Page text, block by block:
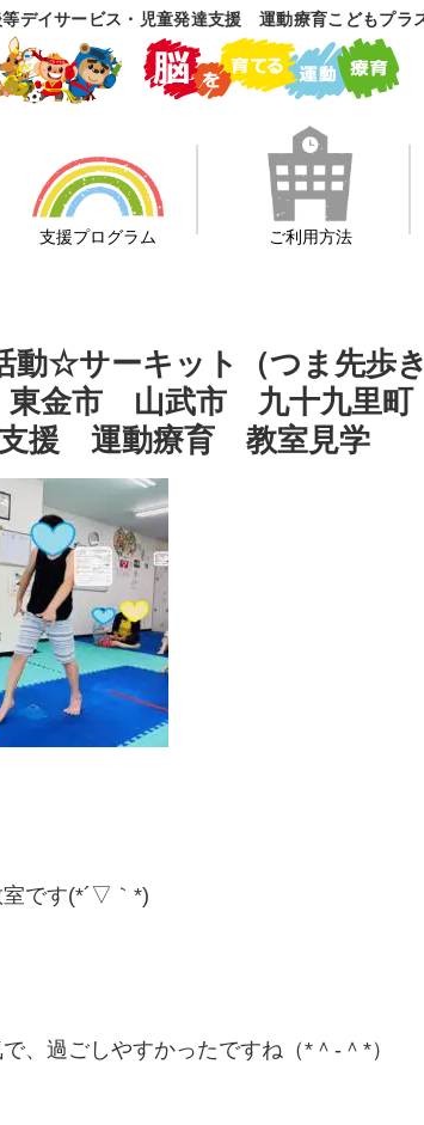
デイサービス・児童発達支援 運動療育こどもプラ
支援プログラム ご利用方法
動☆サーキット（つま先歩
金市 山武市 九十九里町
援 運動療育 教室見学
です(*´▽｀*)
、過ごしやすかったですね（*＾-＾*）